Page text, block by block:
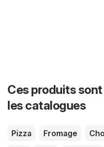
Ces produits
les catalogues
Pizza Fromage